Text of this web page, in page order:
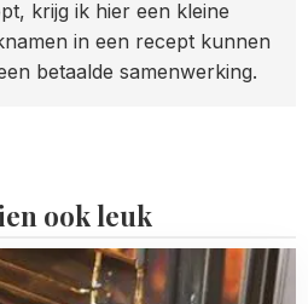
krijg ik hier een kleine
in een recept kunnen
betaalde samenwerking.
ook leuk